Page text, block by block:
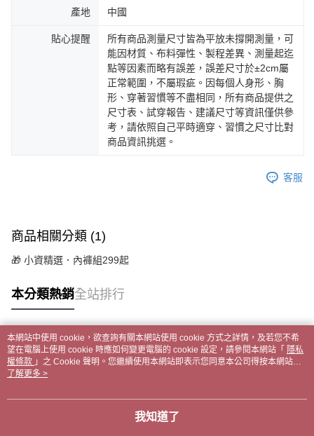
產地 中國
貼心提醒
所有商品測量尺寸皆為平放未撐開測量，可
能因材質、布料彈性、製程差異、測量起迄
點等因素而略有誤差，誤差尺寸於±2cm屬
正常範圍，不屬瑕疵。因每個人身形、胸
形、穿著習慣等不盡相同，所有商品提供之
尺寸表、試穿報告、建議尺寸等資訊僅供參
考，請依照自己平時適穿、習慣之尺寸比對
商品資訊挑選。
客服
商品相關分類 (1)
🎁 小資精選．內褲組299起
本分類熱銷全站排行
熱門標籤
本網站中使用 cookie，欲查詢有關本網站使用 cookie 方式之詳情，及若您不希
望在電腦上使用 cookie 時應如何變更電腦的 cookie 設定，請參閱本網站「 隱私
權條款 」之 Cookie 聲明。您繼續使用本網站即表示您同意本公司得按本網站使
用條款之 Cookie 聲明使用 cookie。
了解更多 >
我知道了